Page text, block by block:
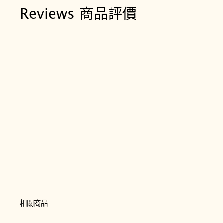
Reviews 商品評價
相關商品